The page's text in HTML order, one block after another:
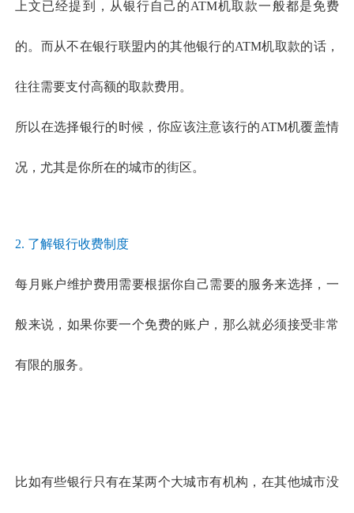
上文已经提到，从银行自己的ATM机取款一般都是免费
的。而从不在银行联盟内的其他银行的ATM机取款的话，
往往需要支付高额的取款费用。
所以在选择银行的时候，你应该注意该行的ATM机覆盖情
况，尤其是你所在的城市的街区。
2. 了解银行收费制度
每月账户维护费用需要根据你自己需要的服务来选择，一
般来说，如果你要一个免费的账户，那么就必须接受非常
有限的服务。
比如有些银行只有在某两个大城市有机构，在其他城市没